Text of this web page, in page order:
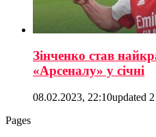
Зінченко став
«Арсеналу» у січні
08.02.2023, 22:10updated
Pages